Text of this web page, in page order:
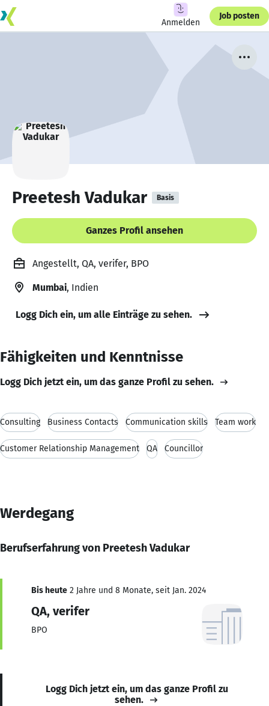
Anmelden
Job posten
Preetesh Vadukar Basis
Ganzes Profil ansehen
Angestellt, QA, verifer, BPO
Mumbai, Indien
Logg Dich ein, um alle Einträge zu sehen.
Fähigkeiten und Kenntnisse
Logg Dich jetzt ein, um das ganze Profil zu sehen.
Consulting Business Contacts Communication skills Team work
Customer Relationship Management QA Councillor
Werdegang
Berufserfahrung von Preetesh Vadukar
Bis heute 2 Jahre und 8 Monate, seit Jan. 2024
QA, verifer
BPO
Logg Dich jetzt ein, um das ganze Profil zu
sehen.